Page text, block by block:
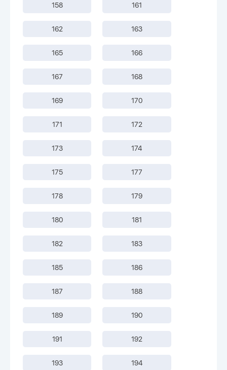
158 161
162 163
165 166
167 168
169 170
171 172
173 174
175 177
178 179
180 181
182 183
185 186
187 188
189 190
191 192
193 194